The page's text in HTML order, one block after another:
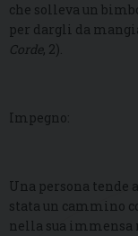
che solleva un
per dargli da
Corde, 2).
Impegno:
Una persona tende
stata un cammino
nella sua immensa